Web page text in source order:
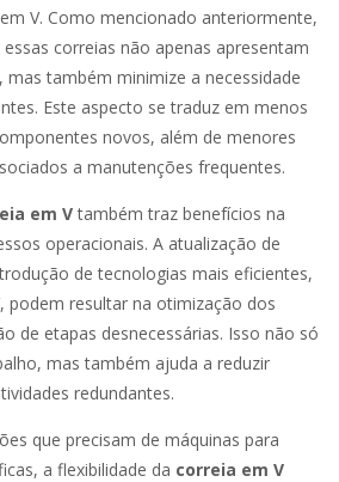
V. Como mencionado anteriormente,
correias não apenas apresentam
mas também minimize a necessidade
Este aspecto se traduz em menos
novos, além de menores
a manutenções frequentes.
em Vtambém traz benefícios na
operacionais. A atualização de
de tecnologias mais eficientes,
podem resultar na otimização dos
de etapas desnecessárias. Isso não só
mas também ajuda a reduzir
redundantes.
que precisam de máquinas para
a flexibilidade da correia em V